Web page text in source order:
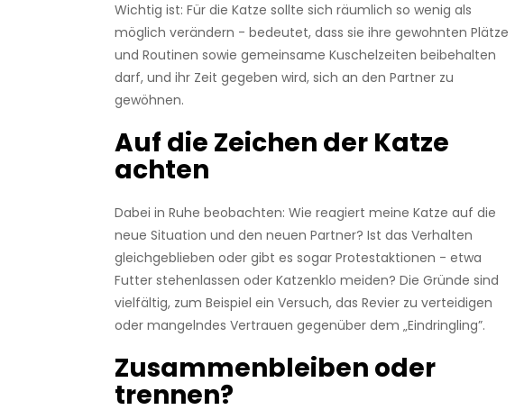
Wichtig ist: Für die Katze sollte sich räumlich so wenig als
möglich verändern - bedeutet, dass sie ihre gewohnten Plätze
und Routinen sowie gemeinsame Kuschelzeiten beibehalten
darf, und ihr Zeit gegeben wird, sich an den Partner zu
gewöhnen.
Auf die Zeichen der Katze
achten
Dabei in Ruhe beobachten: Wie reagiert meine Katze auf die
neue Situation und den neuen Partner? Ist das Verhalten
gleichgeblieben oder gibt es sogar Protestaktionen - etwa
Futter stehenlassen oder Katzenklo meiden? Die Gründe sind
vielfältig, zum Beispiel ein Versuch, das Revier zu verteidigen
oder mangelndes Vertrauen gegenüber dem „Eindringling”.
Zusammenbleiben oder
trennen?